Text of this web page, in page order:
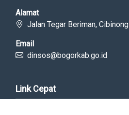
Alamat
Jalan Tegar Beriman, Cibinong
Email
dinsos@bogorkab.go.id
Link Cepat